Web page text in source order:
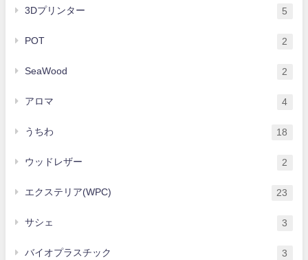
3Dプリンター 5
POT 2
SeaWood 2
アロマ 4
うちわ 18
ウッドレザー 2
エクステリア(WPC) 23
サシェ 3
バイオプラスチック 3